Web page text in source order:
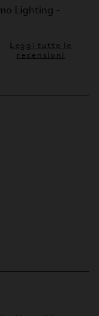
Lighting -
Leggi tutte le
recensioni